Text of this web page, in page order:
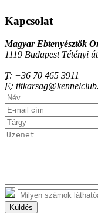
Kapcsolat
Magyar Ebtenyésztők
1119 Budapest Tétényi
T: +36 70 465 3911
E:
Küldés